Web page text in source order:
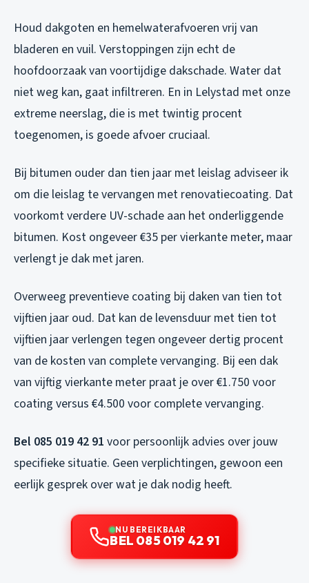
Houd dakgoten en hemelwaterafvoeren vrij van
bladeren en vuil. Verstoppingen zijn echt de
hoofdoorzaak van voortijdige dakschade. Water dat
niet weg kan, gaat infiltreren. En in Lelystad met onze
extreme neerslag, die is met twintig procent
toegenomen, is goede afvoer cruciaal.
Bij bitumen ouder dan tien jaar met leislag adviseer ik
om die leislag te vervangen met renovatiecoating. Dat
voorkomt verdere UV-schade aan het onderliggende
bitumen. Kost ongeveer €35 per vierkante meter, maar
verlengt je dak met jaren.
Overweeg preventieve coating bij daken van tien tot
vijftien jaar oud. Dat kan de levensduur met tien tot
vijftien jaar verlengen tegen ongeveer dertig procent
van de kosten van complete vervanging. Bij een dak
van vijftig vierkante meter praat je over €1.750 voor
coating versus €4.500 voor complete vervanging.
Bel 085 019 42 91 voor persoonlijk advies over jouw
specifieke situatie. Geen verplichtingen, gewoon een
eerlijk gesprek over wat je dak nodig heeft.
NU BEREIKBAAR
BEL 085 019 42 91